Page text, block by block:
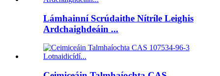
Lámhainní Scrúdaithe Nítríle Leighis
Ardchaighdeáin ...